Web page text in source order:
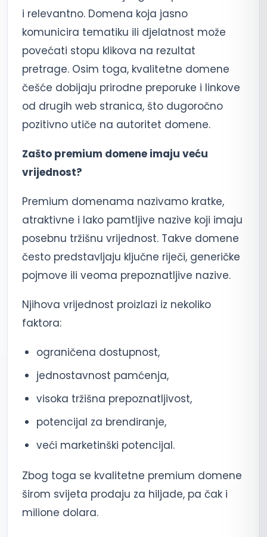
i relevantno. Domena koja jasno
komunicira tematiku ili djelatnost može
povećati stopu klikova na rezultat
pretrage. Osim toga, kvalitetne domene
češće dobijaju prirodne preporuke i linkove
od drugih web stranica, što dugoročno
pozitivno utiče na autoritet domene.
Zašto premium domene imaju veću
vrijednost?
Premium domenama nazivamo kratke,
atraktivne i lako pamtljive nazive koji imaju
posebnu tržišnu vrijednost. Takve domene
često predstavljaju ključne riječi, generičke
pojmove ili veoma prepoznatljive nazive.
Njihova vrijednost proizlazi iz nekoliko
faktora:
ograničena dostupnost,
jednostavnost pamćenja,
visoka tržišna prepoznatljivost,
potencijal za brendiranje,
veći marketinški potencijal.
Zbog toga se kvalitetne premium domene
širom svijeta prodaju za hiljade, pa čak i
milione dolara.